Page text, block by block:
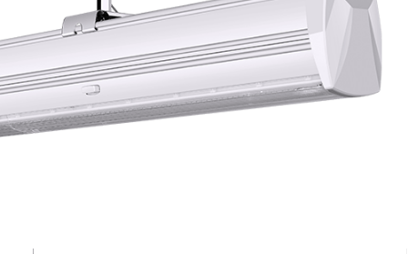
LOGIN / REGISTER